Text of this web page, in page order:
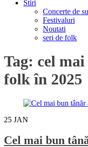
Stiri
Concerte de
Festivaluri
Noutati
seri de folk
Tag: cel
folk în 2025
25 JAN
Cel mai bun